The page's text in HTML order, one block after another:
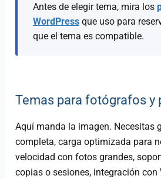
Antes de elegir tema, mira los
WordPressque uso para
que el tema es compatible.
Temas para fotógrafos y
Aquí manda la imagen. Necesitas
completa, carga optimizada para
velocidad con fotos grandes,
copias o sesiones, integración con